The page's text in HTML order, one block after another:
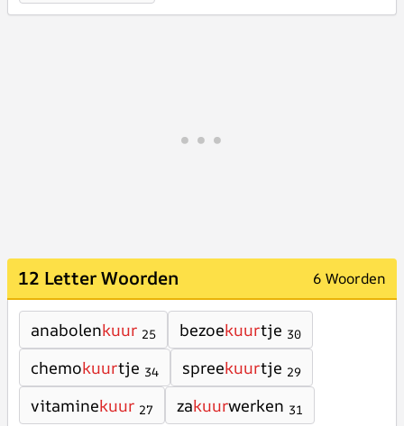
12 Letter Woorden 6 Woorden
anabolenkuur 25 bezoekuurtje 30
chemokuurtje 34 spreekuurtje 29
vitaminekuur 27 zakuurwerken 31